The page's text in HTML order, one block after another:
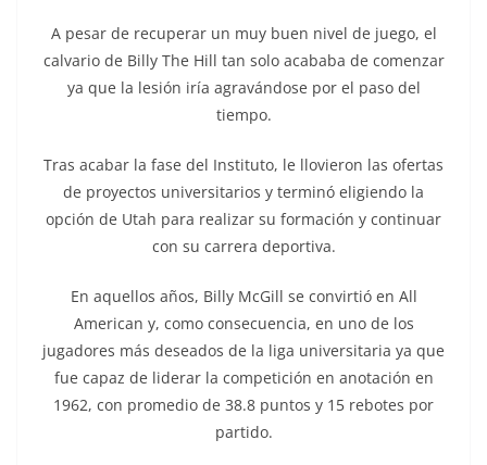
A pesar de recuperar un muy buen nivel de juego, el
calvario de Billy The Hill tan solo acababa de comenzar
ya que la lesión iría agravándose por el paso del
tiempo.
Tras acabar la fase del Instituto, le llovieron las ofertas
de proyectos universitarios y terminó eligiendo la
opción de Utah para realizar su formación y continuar
con su carrera deportiva.
En aquellos años, Billy McGill se convirtió en All
American y, como consecuencia, en uno de los
jugadores más deseados de la liga universitaria ya que
fue capaz de liderar la competición en anotación en
1962, con promedio de 38.8 puntos y 15 rebotes por
partido.